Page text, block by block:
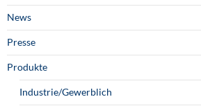
News
Presse
Produkte
Industrie/Gewerblich